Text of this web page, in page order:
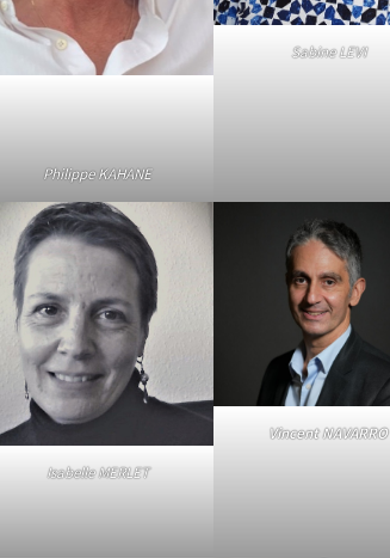
Philippe KAHANE
Sabine LEVI
Isabelle MERLET
Vincent NAVARRO